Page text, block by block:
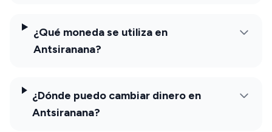
¿Qué moneda se utiliza en
Antsiranana?
¿Dónde puedo cambiar dinero en
Antsiranana?